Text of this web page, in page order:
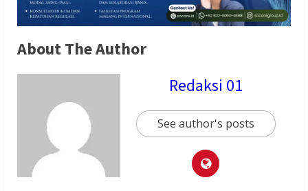
About The Author
Redaksi 01
See author's posts